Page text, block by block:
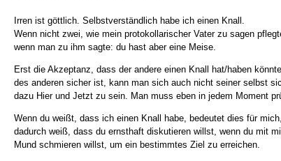
Irren ist göttlich. Selbstverständlich habe ich einen Knall.
Wenn nicht zwei, wie mein protokollarischer Vater zu sagen
wenn man zu ihm sagte: du hast aber eine Meise.
Erst die Akzeptanz, dass der andere einen Knall hat/haben
des anderen sicher ist, kann man sich auch nicht seiner selbst
dazu Hier und Jetzt zu sein. Man muss eben in jedem Moment
Wenn du weißt, dass ich einen Knall habe, bedeutet dies für
dadurch weiß, dass du ernsthaft diskutieren willst, wenn du mit
Mund schmieren willst, um ein bestimmtes Ziel zu erreichen.